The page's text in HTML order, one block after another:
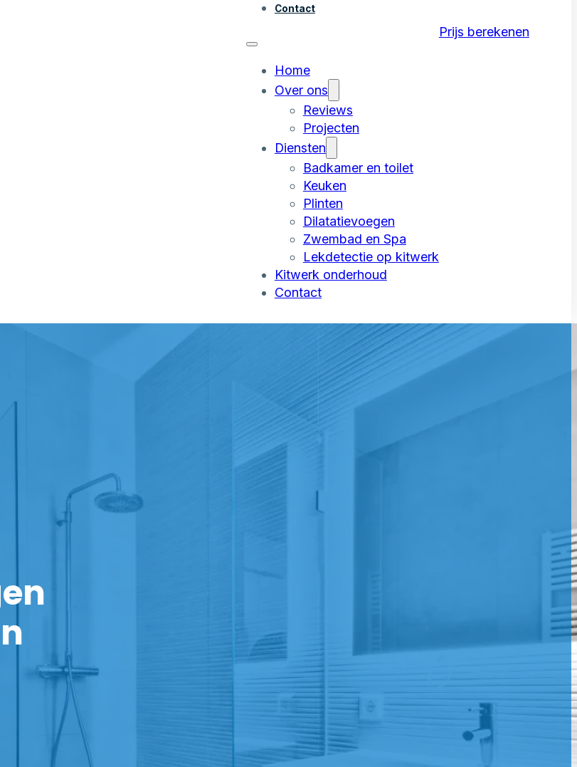
Contact
Home
Over ons
Reviews
Projecten
Diensten
Badkamer en toilet
Keuken
Plinten
Dilatatievoegen
Zwembad en Spa
Lekdetectie op kitwerk
Kitwerk onderhoud
Contact
Prijs berekenen